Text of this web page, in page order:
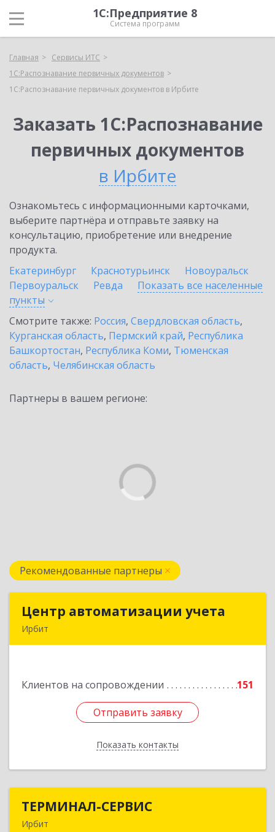
1С:Предприятие 8
Система программ
Главная
Сервисы ИТС
1С:Распознавание первичных документов
1С:Распознавание первичных документов в Ирбите
Заказать 1С:Распознавание
первичных документов
в Ирбите
Ознакомьтесь с информационными карточками,
выберите партнёра и отправьте заявку на
консультацию, приобретение или внедрение
продукта.
Екатеринбург
Краснотурьинск
Новоуральск
Первоуральск
Ревда
Показать все населенные
пункты
Смотрите также: Россия, Свердловская область,
Курганская область, Пермский край, Республика
Башкортостан, Республика Коми, Тюменская
область, Челябинская область
Партнеры в вашем регионе:
Рекомендованные партнеры
Центр автоматизации учета
Ирбит
Клиентов на сопровождении 151
Отправить заявку
Показать контакты
Центр автоматизации учета
Подробнее
Отправить заявку
Назад
ТЕРМИНАЛ-СЕРВИС
Ирбит
ТЕРМИНАЛ-СЕРВИС